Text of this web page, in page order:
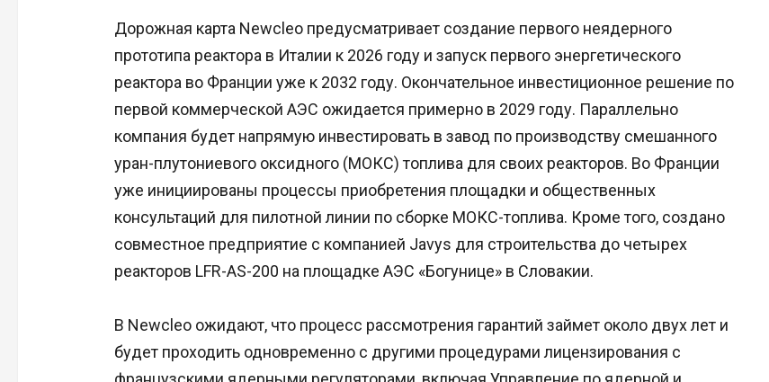
Дорожная карта Newcleo предусматривает создание первого неядерного
прототипа реактора в Италии к 2026 году и запуск первого энергетического
реактора во Франции уже к 2032 году. Окончательное инвестиционное решение по
первой коммерческой АЭС ожидается примерно в 2029 году. Параллельно
компания будет напрямую инвестировать в завод по производству смешанного
уран-плутониевого оксидного (МОКС) топлива для своих реакторов. Во Франции
уже инициированы процессы приобретения площадки и общественных
консультаций для пилотной линии по сборке МОКС-топлива. Кроме того, создано
совместное предприятие с компанией Javys для строительства до четырех
реакторов LFR-AS-200 на площадке АЭС «Богунице» в Словакии.
В Newcleo ожидают, что процесс рассмотрения гарантий займет около двух лет и
будет проходить одновременно с другими процедурами лицензирования с